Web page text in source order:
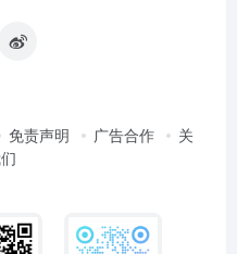
免责声明 广告合作
关